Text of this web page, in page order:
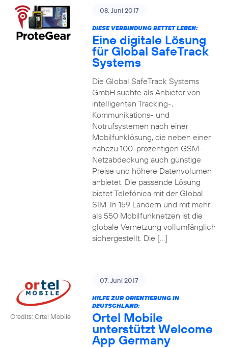
08. Juni 2017
DIESE VERBINDUNG RETTET LEBEN:
Eine digitale Lösung
für Global SafeTrack
Systems
Die Global SafeTrack Systems
GmbH suchte als Anbieter von
intelligenten Tracking-,
Kommunikations- und
Notrufsystemen nach einer
Mobilfunklösung, die neben einer
nahezu 100-prozentigen GSM-
Netzabdeckung auch günstige
Preise und höhere Datenvolumen
anbietet. Die passende Lösung
bietet Telefónica mit der Global
SIM. In 159 Ländern und mit mehr
als 550 Mobilfunknetzen ist die
globale Vernetzung vollumfänglich
sichergestellt. Die […]
Credits: Ortel Mobile
07. Juni 2017
HILFE ZUR ORIENTIERUNG IN
DEUTSCHLAND:
Ortel Mobile
unterstützt Welcome
App Germany